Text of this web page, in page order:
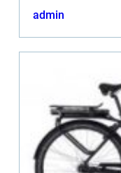
bilindustrin, där
admin